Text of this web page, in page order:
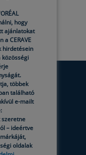
hogy
ajánlatokat
CERAVE
hirdetésein
többek
található
e-mailt
szeretne
– ideértve
oldalak